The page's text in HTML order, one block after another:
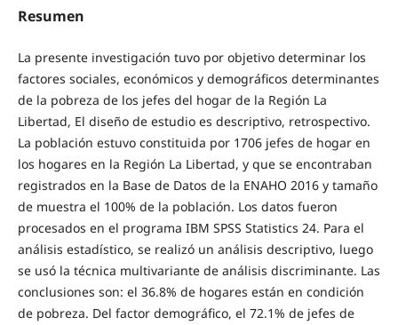
Resumen
La presente investigación tuvo por objetivo determinar los
factores sociales, económicos y demográficos determinantes
de la pobreza de los jefes del hogar de la Región La
Libertad, El diseño de estudio es descriptivo, retrospectivo.
La población estuvo constituida por 1706 jefes de hogar en
los hogares en la Región La Libertad, y que se encontraban
registrados en la Base de Datos de la ENAHO 2016 y tamaño
de muestra el 100% de la población. Los datos fueron
procesados en el programa IBM SPSS Statistics 24. Para el
análisis estadístico, se realizó un análisis descriptivo, luego
se usó la técnica multivariante de análisis discriminante. Las
conclusiones son: el 36.8% de hogares están en condición
de pobreza. Del factor demográfico, el 72.1% de jefes de